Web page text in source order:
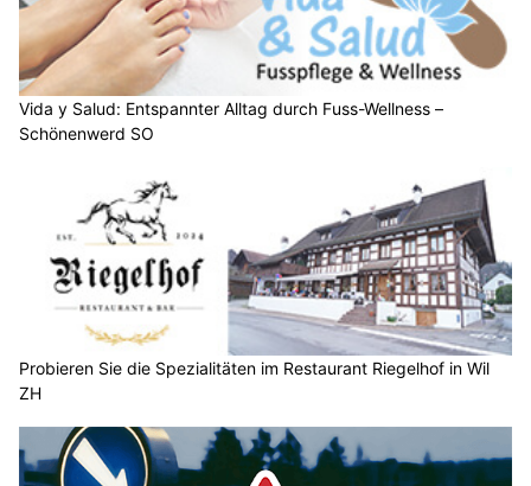
Vida y Salud: Entspannter Alltag durch Fuss-Wellness –
Schönenwerd SO
Probieren Sie die Spezialitäten im Restaurant Riegelhof in Wil
ZH